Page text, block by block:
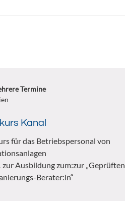
Termine
Kanal
für das Betriebspersonal von
Ausbildung zum:zur „Geprüften
Berater:in“